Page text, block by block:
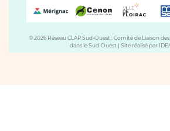
© 2026 Réseau CLAP Sud-Ouest : Comité de Liaison
dans le Sud-Ouest
Site réalisé par